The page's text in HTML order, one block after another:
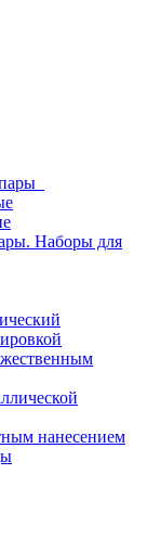
Наборы для
нанесением